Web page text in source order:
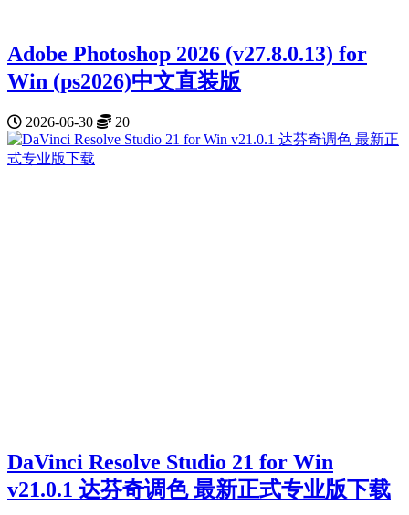
Adobe Photoshop 2026 (v27.8.0.13) for
Win (ps2026)中文直装版
2026-06-30 20
DaVinci Resolve Studio 21 for Win
v21.0.1 达芬奇调色 最新正式专业版下载